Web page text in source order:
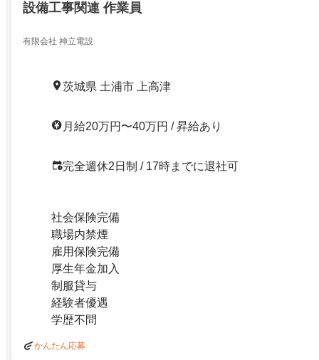
設備工事関連 作業員
有限会社 神立電設
茨城県 土浦市 上高津
月給20万円〜40万円 / 昇給あり
完全週休2日制 / 17時までに退社可
社会保険完備
職場内禁煙
雇用保険完備
厚生年金加入
制服貸与
経験者優遇
学歴不問
かんたん応募